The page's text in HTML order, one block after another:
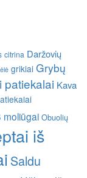
citrina Daržovių
grikiai Grybų
patiekalai Kava
moliūgai Obuolių
iš
Saldu